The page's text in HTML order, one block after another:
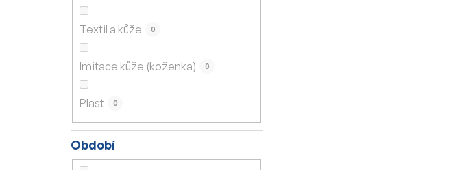
Textil a kůže 0
Imitace kůže (koženka) 0
Plast 0
Období